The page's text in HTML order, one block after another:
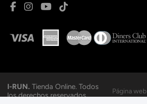
I-RUN. Tienda Online. Todos
los derechos reservados.
Página web